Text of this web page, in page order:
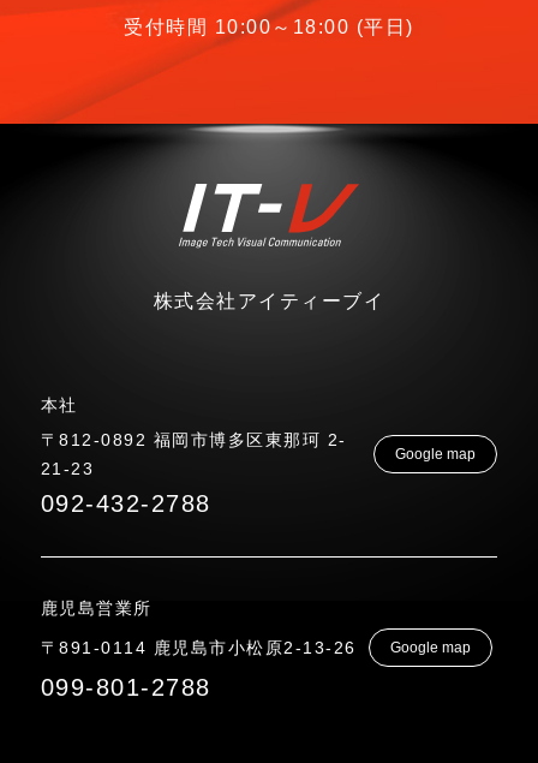
受付時間 10:00～18:00 (平日)
株式会社アイティーブイ
本社
〒812-0892 福岡市博多区東那珂 2-
21-23
Google map
092-432-2788
鹿児島営業所
〒891-0114 鹿児島市小松原2-13-26 Google map
099-801-2788